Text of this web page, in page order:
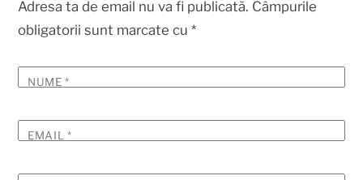
Adresa ta de email nu va fi publicată. Câmpurile
obligatorii sunt marcate cu*
NUME*
EMAIL *